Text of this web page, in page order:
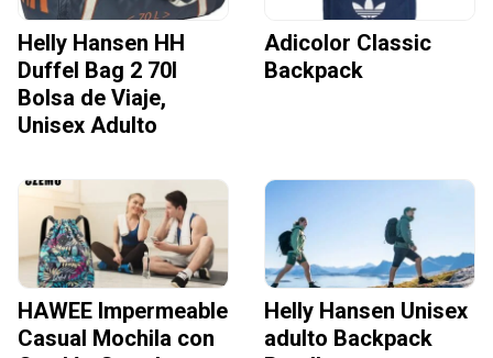
Helly Hansen HH
Duffel Bag 2 70l
Bolsa de Viaje,
Unisex Adulto
Adicolor Classic
Backpack
HAWEE Impermeable
Casual Mochila con
Helly Hansen Unisex
adulto Backpack